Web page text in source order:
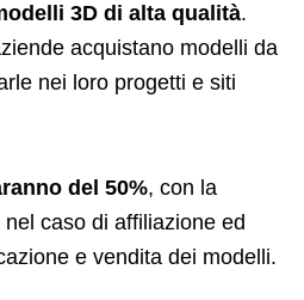
3D di alta qualità.
acquistano modelli da
nei loro progetti e siti
del 50%, con la
caso di affiliazione ed
e vendita dei modelli.